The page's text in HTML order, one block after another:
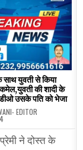
साथ युवती से किया
की शादी के
उसके पति को भेजा
EDITOR
ने दोस्त के